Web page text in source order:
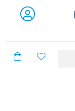
فروشگاه آنلاین پولیشی